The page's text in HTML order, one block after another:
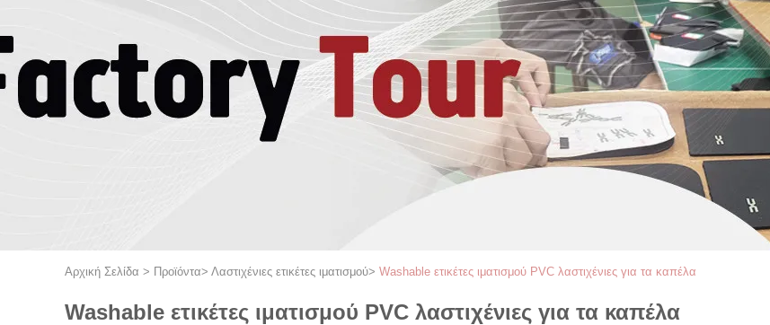
Αρχική Σελίδα > Προϊόντα> Λαστιχένιες ετικέτες ιματισμού> Washable ετικέτες ιματισμού PVC λαστιχένιες για τα καπέλα
Washable ετικέτες ιματισμού PVC λαστιχένιες για τα καπέλα